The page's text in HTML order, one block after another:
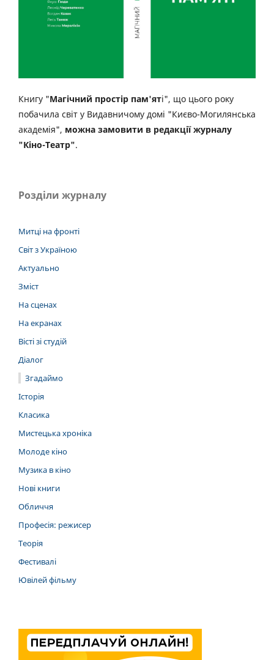
Книгу "Магічний простір пам'яті", що цього року
побачила світ у Видавничому домі "Києво-Могилянська
академія", можна замовити в редакції журналу
"Кіно-Театр".
Розділи журналу
Митці на фронті
Світ з Україною
Актуально
Зміст
На сценах
На екранах
Вісті зі студій
Діалог
Згадаймо
Історія
Класика
Мистецька хроніка
Молоде кіно
Музика в кіно
Нові книги
Обличчя
Професія: режисер
Теорія
Фестивалі
Ювілей фільму